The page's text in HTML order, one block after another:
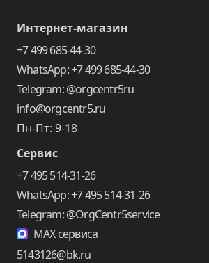
Интернет-магазин
+7 499 685-44-30
WhatsApp: +7 499 685-44-30
Telegram: @orgcentr5ru
info@orgcentr5.ru
Пн-Пт: 9-18
Сервис
+7 495 514-31-26
WhatsApp: +7 495 514-31-26
Telegram: @OrgCentr5service
MAX сервиса
5143126@bk.ru